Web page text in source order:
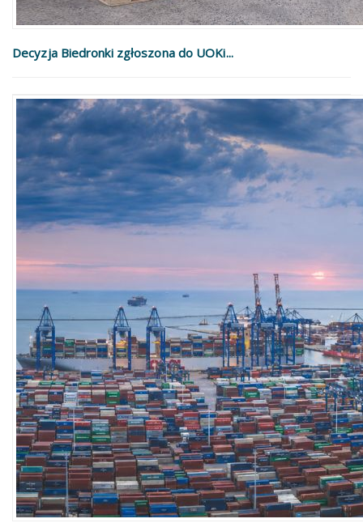
Decyzja Biedronki zgłoszona do UOKi...